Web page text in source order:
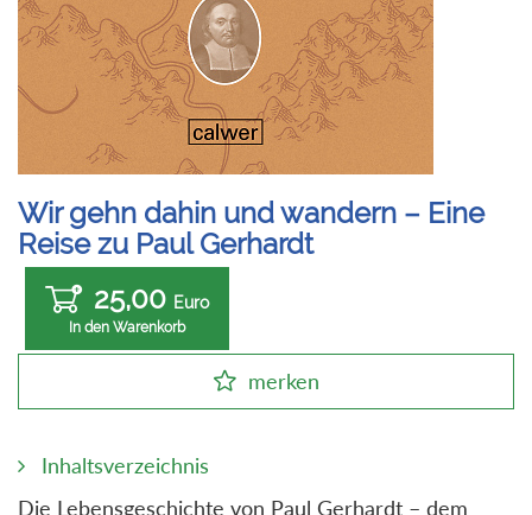
Wir gehn dahin und wandern – Eine
Reise zu Paul Gerhardt
25,00 Euro
In den Warenkorb
merken
Inhaltsverzeichnis
Die Lebensgeschichte von Paul Gerhardt – dem